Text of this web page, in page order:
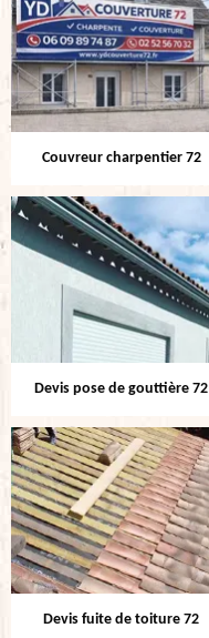
Couvreur charpentier 72
Devis pose de gouttière 72
Devis fuite de toiture 72